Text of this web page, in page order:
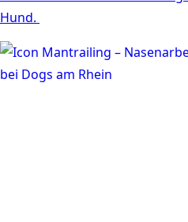
Hund.